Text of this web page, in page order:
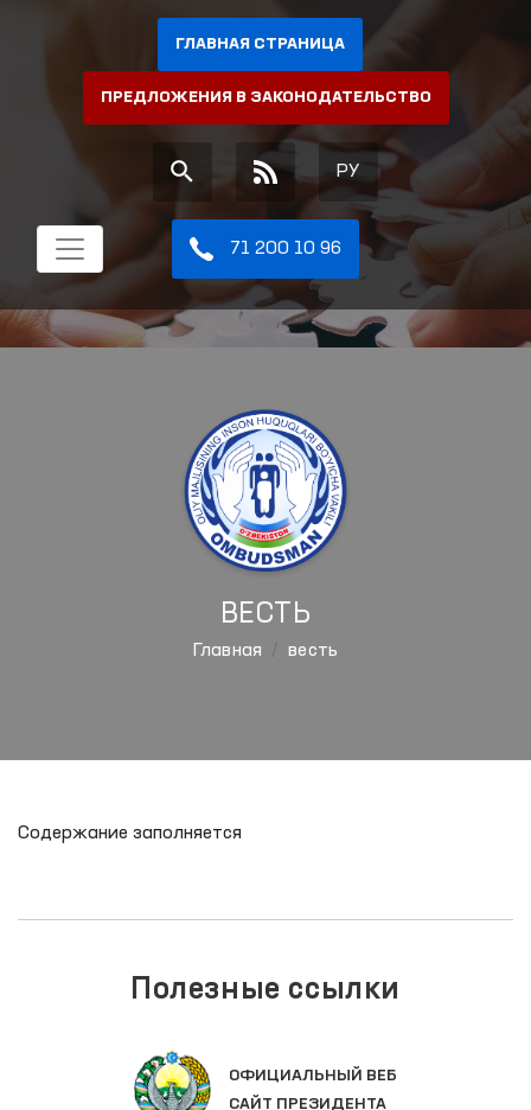
ГЛАВНАЯ СТРАНИЦА
ПРЕДЛОЖЕНИЯ В ЗАКОНОДАТЕЛЬСТВО
РУ
71 200 10 96
ВЕСТЬ
Главная весть
Содержание заполняется
Полезные ссылки
ОФИЦИАЛЬНЫЙ ВЕБ
САЙТ ПРЕЗИДЕНТА